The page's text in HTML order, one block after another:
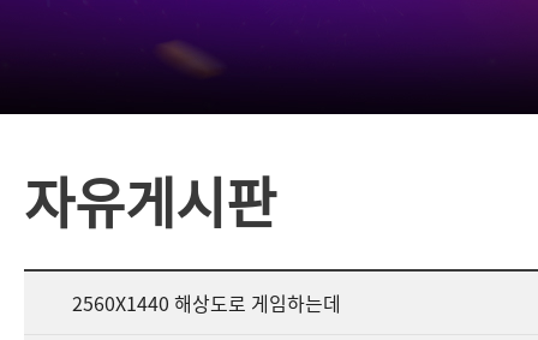
자유게시판
2560X1440 해상도로 게임하는데